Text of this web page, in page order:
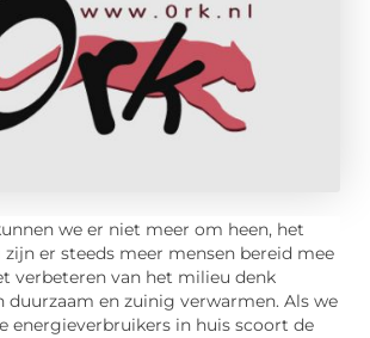
we er niet meer om heen, het
er steeds meer mensen bereid mee
verbeteren van het milieu denk
duurzaam en zuinig verwarmen. Als we
energieverbruikers in huis scoort de